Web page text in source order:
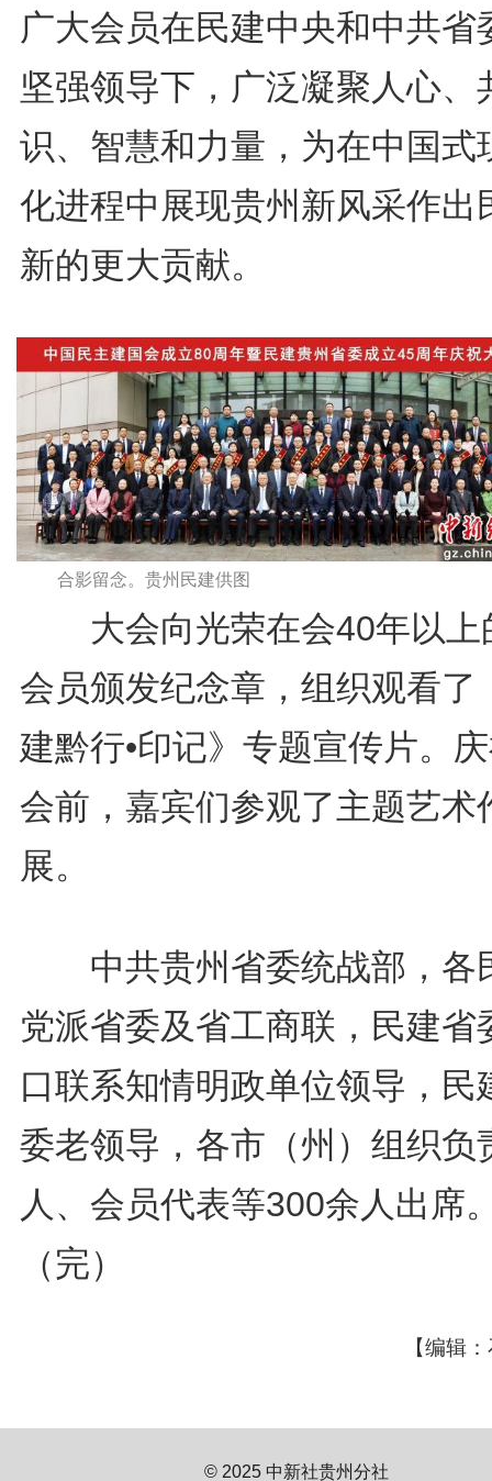
广大会员在民建中央和中共省
坚强领导下，广泛凝聚人心、
识、智慧和力量，为在中国式
化进程中展现贵州新风采作出
新的更大贡献。
合影留念。贵州民建供图
大会向光荣在会40年以上
会员颁发纪念章，组织观看了
建黔行•印记》专题宣传片。
会前，嘉宾们参观了主题艺术
展。
中共贵州省委统战部，各
党派省委及省工商联，民建省
口联系知情明政单位领导，民
委老领导，各市（州）组织负
人、会员代表等300余人出席
（完）
【编辑
© 2025 中新社贵州分社